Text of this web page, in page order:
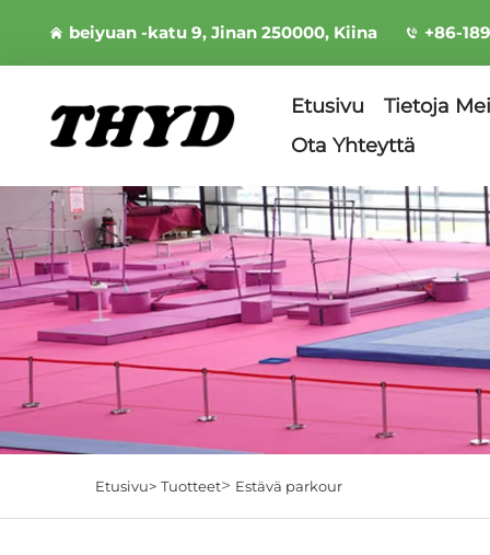
beiyuan -katu 9, Jinan 250000, Kiina +86-
Etusivu
Tietoja
Ota Yhteyttä
Etusivu> Tuotteet> Estävä parkour